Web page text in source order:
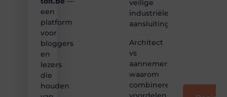
een
platform
voor
bloggers
en
lezers
die
houden
veilige
industriële
aansluitingen
Architect
vs
aannemer:
waarom
combineren